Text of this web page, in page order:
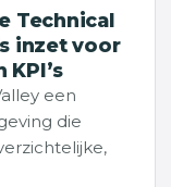
Technical
inzet voor
een
die